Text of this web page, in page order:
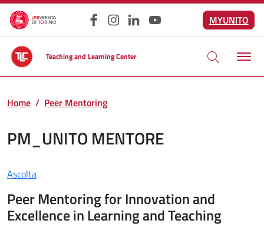
Salta al contenuto principale
FacebookInstagram
LinkedInYouTube
MYUNITO
Teaching and Learning Center
Home Peer Mentoring
PM_UNITO MENTORE
Ascolta
Peer Mentoring for Innovation and
Excellence in Learning and Teaching